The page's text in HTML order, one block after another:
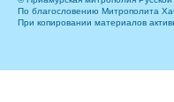
По благословению Митрополита
При копировании материалов